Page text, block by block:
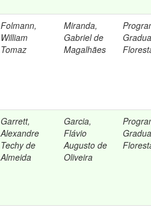
Folmann,
William
Tomaz
Miranda,
Gabriel de
Magalhães
Garrett,
Alexandre
Techy de
Almeida
Garcia,
Flávio
Augusto de
Oliveira